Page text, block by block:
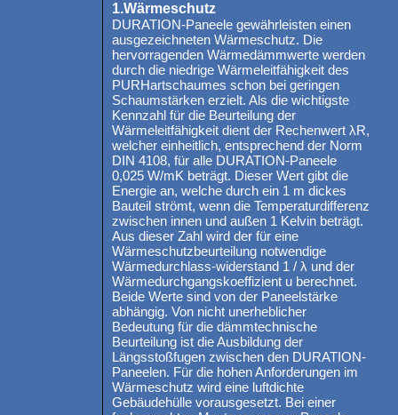
1.Wärmeschutz
DURATION-Paneele gewährleisten einen
ausgezeichneten Wärmeschutz. Die
hervorragenden Wärmedämmwerte werden
durch die niedrige Wärmeleitfähigkeit des
PURHartschaumes schon bei geringen
Schaumstärken erzielt. Als die wichtigste
Kennzahl für die Beurteilung der
Wärmeleitfähigkeit dient der Rechenwert λR,
welcher einheitlich, entsprechend der Norm
DIN 4108, für alle DURATION-Paneele
0,025 W/mK beträgt. Dieser Wert gibt die
Energie an, welche durch ein 1 m dickes
Bauteil strömt, wenn die Temperaturdifferenz
zwischen innen und außen 1 Kelvin beträgt.
Aus dieser Zahl wird der für eine
Wärmeschutzbeurteilung notwendige
Wärmedurchlass-widerstand 1 / λ und der
Wärmedurchgangskoeffizient u berechnet.
Beide Werte sind von der Paneelstärke
abhängig. Von nicht unerheblicher
Bedeutung für die dämmtechnische
Beurteilung ist die Ausbildung der
Längsstoßfugen zwischen den DURATION-
Paneelen. Für die hohen Anforderungen im
Wärmeschutz wird eine luftdichte
Gebäudehülle vorausgesetzt. Bei einer